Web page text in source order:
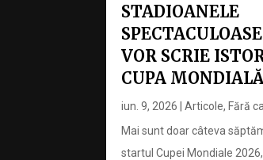
STADIOANELE
VOR SCRIE
CUPA
iun. 9, 2026 |Articole,Fără
Mai sunt doar câteva
startul Cupei Mondiale